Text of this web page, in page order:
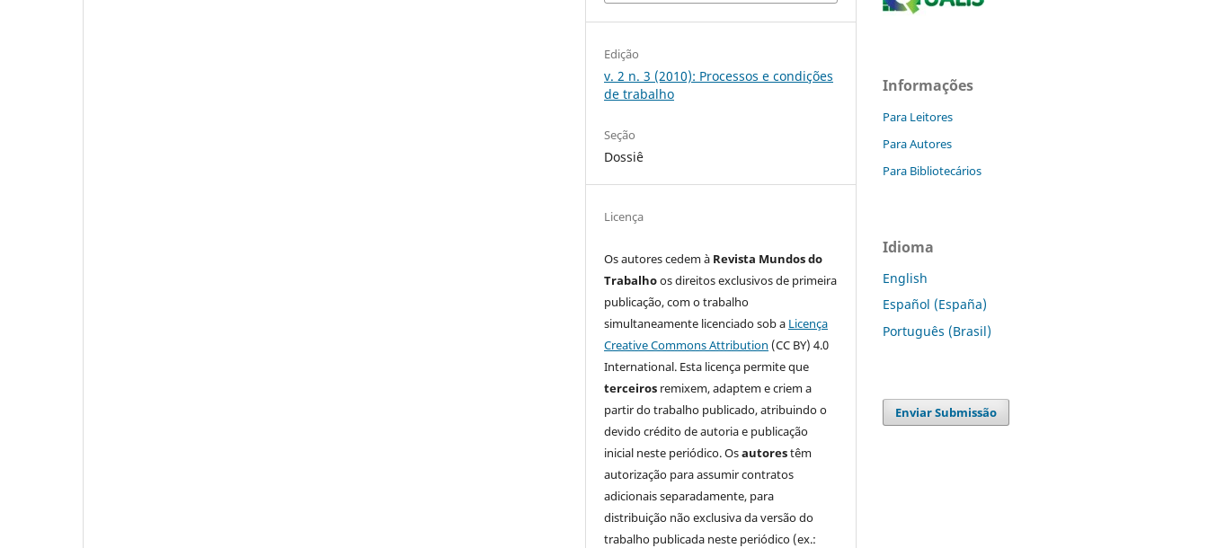
Edição
v. 2 n. 3 (2010): Processos e condições
de trabalho
Seção
Dossiê
Licença
Os autores cedem à Revista Mundos do
Trabalhoos direitos exclusivos de primeira
publicação, com o trabalho
simultaneamente licenciado sob a Licença
Creative Commons Attribution (CC BY) 4.0
International. Esta licença permite que
terceiros remixem, adaptem e criem a
partir do trabalho publicado, atribuindo o
devido crédito de autoria e publicação
inicial neste periódico. Osautorestêm
autorização para assumir contratos
adicionais separadamente, para
distribuição não exclusiva da versão do
trabalho publicada neste periódico (ex.:
Informações
Para Leitores
Para Autores
Para Bibliotecários
Idioma
English
Español (España)
Português (Brasil)
Enviar Submissão